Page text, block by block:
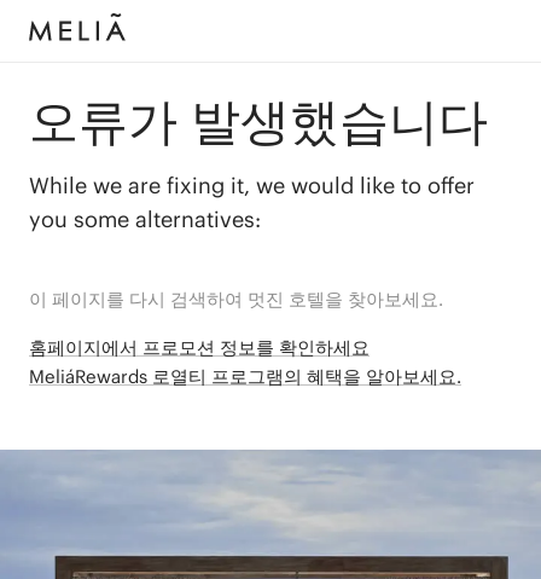
오류가 발생했습니다
While we are fixing it, we would like to offer
you some alternatives:
이 페이지를 다시 검색하여 멋진 호텔을 찾아보세요.
홈페이지에서 프로모션 정보를 확인하세요
MeliáRewards 로열티 프로그램의 혜택을 알아보세요.